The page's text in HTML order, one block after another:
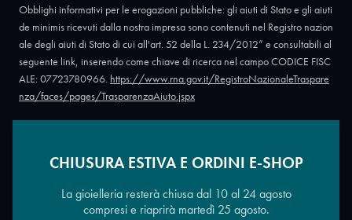
Obblighi informativi per le erogazioni pubbliche: gli aiuti di Stato e gli aiuti
de minimis ricevuti dalla nostra impresa sono contenuti nel Registro nazion
ale degli aiuti di Stato di cui all'art. 52 della L. 234/2012” e consultabili al
seguente link, inserendo come chiave di ricerca nel campo CODICE FISC
ALE: 07723780966. https://www.rna.gov.it/RegistroNazionaleTraspare
nza/faces/pages/TrasparenzaAiuto.jspx
Copyright © 2026 - Oreficeria Enrico Sali Conti e C. snc - Partita IVA
CHIUSURA ESTIVA E ORDINI E-SHOP
La gioielleria resterà chiusa dal 10 al 24 agosto
compresi e riaprirà martedì 25 agosto.